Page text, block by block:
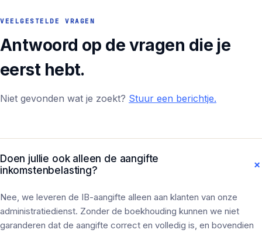
VEELGESTELDE VRAGEN
Antwoord op de vragen die je
eerst hebt.
Niet gevonden wat je zoekt? Stuur een berichtje.
Doen jullie ook alleen de aangifte
inkomstenbelasting?
Nee, we leveren de IB-aangifte alleen aan klanten van onze
administratiedienst. Zonder de boekhouding kunnen we niet
garanderen dat de aangifte correct en volledig is, en bovendien